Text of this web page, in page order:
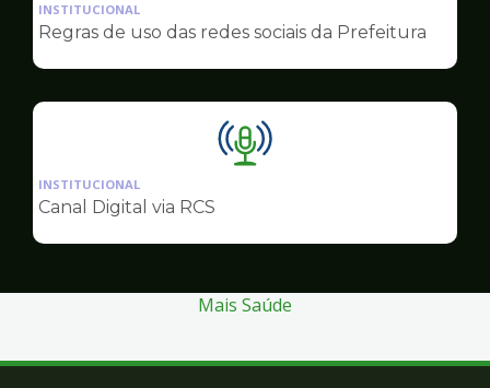
pagina
Comunicação
INSTITUCIONAL
Regras de uso das redes sociais da Prefeitura
Ilustração
Comunicação
INSTITUCIONAL
Canal Digital via RCS
Mais Saúde